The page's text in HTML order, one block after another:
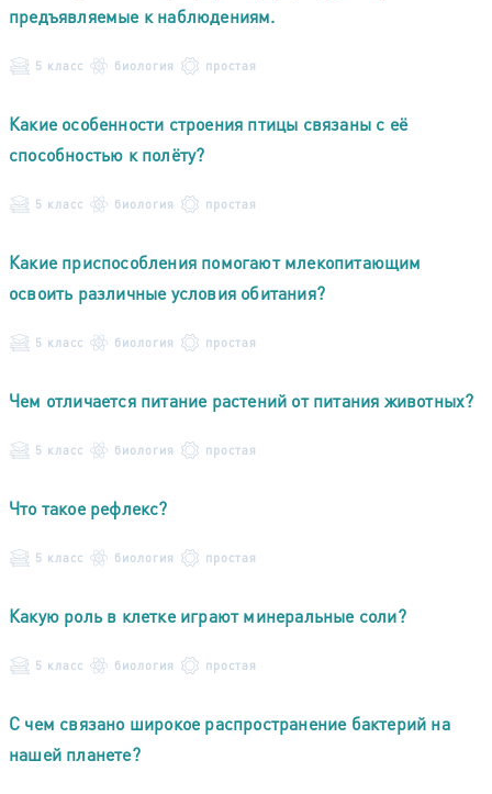
предъявляемые к наблюдениям.
5 класс биология простая
Какие особенности строения птицы связаны с её
способностью к полёту?
5 класс биология простая
Какие приспособления помогают млекопитающим
освоить различные условия обитания?
5 класс биология простая
Чем отличается питание растений от питания животных?
5 класс биология простая
Что такое рефлекс?
5 класс биология простая
Какую роль в клетке играют минеральные соли?
5 класс биология простая
С чем связано широкое распространение бактерий на
нашей планете?